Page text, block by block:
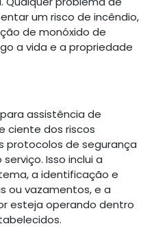
um risco de incêndio,
de monóxido de
a vida e a propriedade
para assistência de
ciente dos riscos
protocolos de segurança
Isso inclui a
a identificação e
ou vazamentos, e a
esteja operando dentro